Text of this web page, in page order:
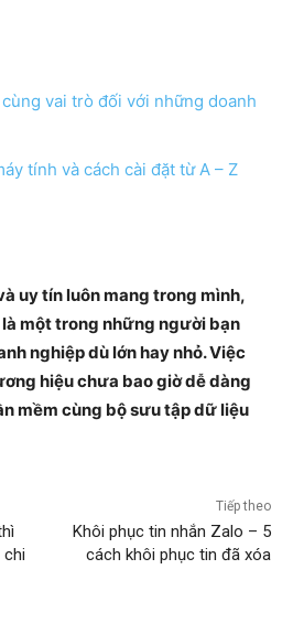
vai trò đối với những doanh
tính và cách cài đặt từ A – Z
uy tín luôn mang trong mình,
một trong những người bạn
nghiệp dù lớn hay nhỏ. Việc
hiệu chưa bao giờ dễ dàng
mềm cùng bộ sưu tập dữ liệu
chi
Tiếp theo
Khôi phục tin nhắn Zalo – 5
cách khôi phục tin đã xóa